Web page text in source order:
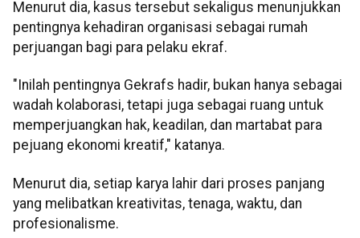
Menurut dia, kasus tersebut sekaligus menunjukkan
pentingnya kehadiran organisasi sebagai rumah
perjuangan bagi para pelaku ekraf.
"Inilah pentingnya Gekrafs hadir, bukan hanya sebagai
wadah kolaborasi, tetapi juga sebagai ruang untuk
memperjuangkan hak, keadilan, dan martabat para
pejuang ekonomi kreatif," katanya.
Menurut dia, setiap karya lahir dari proses panjang
yang melibatkan kreativitas, tenaga, waktu, dan
profesionalisme.